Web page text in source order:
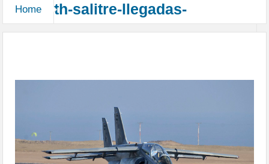
Home th-salitre-llegadas-